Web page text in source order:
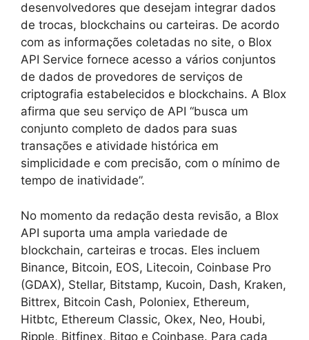
desenvolvedores que desejam integrar dados
de trocas, blockchains ou carteiras. De acordo
com as informações coletadas no site, o Blox
API Service fornece acesso a vários conjuntos
de dados de provedores de serviços de
criptografia estabelecidos e blockchains. A Blox
afirma que seu serviço de API “busca um
conjunto completo de dados para suas
transações e atividade histórica em
simplicidade e com precisão, com o mínimo de
tempo de inatividade”.
No momento da redação desta revisão, a Blox
API suporta uma ampla variedade de
blockchain, carteiras e trocas. Eles incluem
Binance, Bitcoin, EOS, Litecoin, Coinbase Pro
(GDAX), Stellar, Bitstamp, Kucoin, Dash, Kraken,
Bittrex, Bitcoin Cash, Poloniex, Ethereum,
Hitbtc, Ethereum Classic, Okex, Neo, Houbi,
Ripple, Bitfinex, Bitgo e Coinbase. Para cada